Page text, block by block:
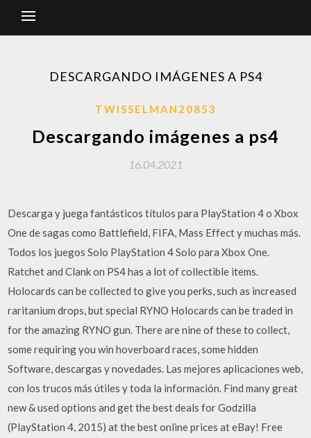
DESCARGANDO IMÁGENES A PS4
TWISSELMAN20853
Descargando imágenes a ps4
16.04.2021
Descarga y juega fantásticos títulos para PlayStation 4 o Xbox
One de sagas como Battlefield, FIFA, Mass Effect y muchas más.
Todos los juegos Solo PlayStation 4 Solo para Xbox One.
Ratchet and Clank on PS4 has a lot of collectible items.
Holocards can be collected to give you perks, such as increased
raritanium drops, but special RYNO Holocards can be traded in
for the amazing RYNO gun. There are nine of these to collect,
some requiring you win hoverboard races, some hidden
Software, descargas y novedades. Las mejores aplicaciones web,
con los trucos más útiles y toda la información. Find many great
new & used options and get the best deals for Godzilla
(PlayStation 4, 2015) at the best online prices at eBay! Free